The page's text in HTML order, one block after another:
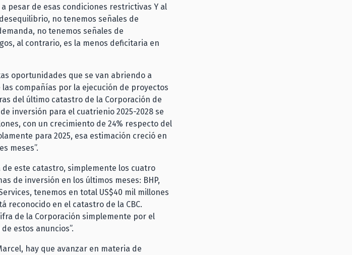
pesar de esas condiciones restrictivas Y al
no tenemos señales de
no tenemos señales de
al contrario, es la menos deficitaria en
oportunidades que se van abriendo a
compañías por la ejecución de proyectos
del último catastro de la Corporación de
inversión para el cuatrienio 2025-2028 se
con un crecimiento de 24% respecto del
para 2025, esa estimación creció en
meses”.
de este catastro, simplemente los cuatro
de inversión en los últimos meses: BHP,
tenemos en total US$40 mil millones
reconocido en el catastro de la CBC.
de la Corporación simplemente por el
estos anuncios”.
hay que avanzar en materia de